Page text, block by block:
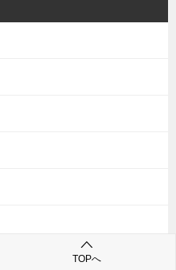
TOPへ